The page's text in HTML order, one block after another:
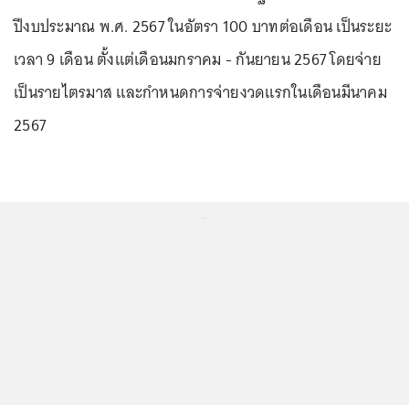
ปีงบประมาณ พ.ศ. 2567 ในอัตรา 100 บาทต่อเดือน เป็นระยะ
เวลา 9 เดือน ตั้งแต่เดือนมกราคม - กันยายน 2567 โดยจ่าย
เป็นรายไตรมาส และกำหนดการจ่ายงวดแรกในเดือนมีนาคม
2567